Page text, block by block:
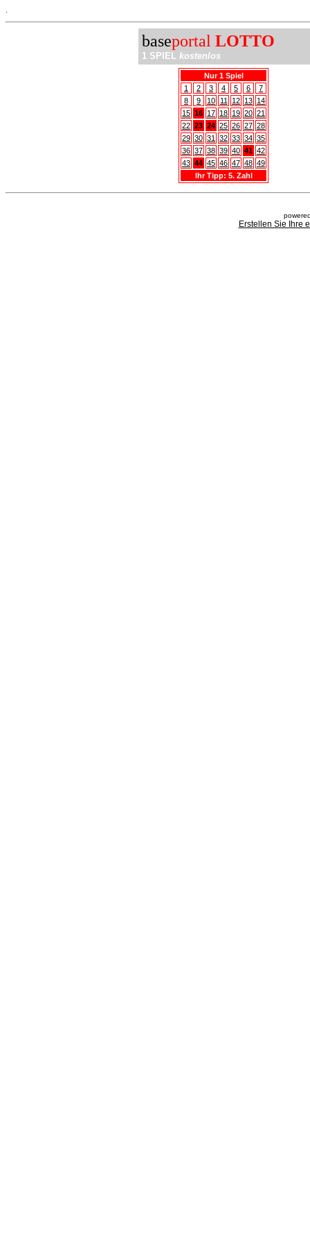
baseportal LOTTO
1 SPIEL kostenlos
Nur 1 Spiel
1
2 3 4 5 6
7
8
9 10 11 12 13 14
15 16 17 18 19 20 21
22 23 24 25 26 27 28
29 30 31 32 33 34 35
36 37 38 39 40 41 42
43 44 45 46 47 48 49
Ihr Tipp: 5. Zahl
Erstellen Sie Ihre